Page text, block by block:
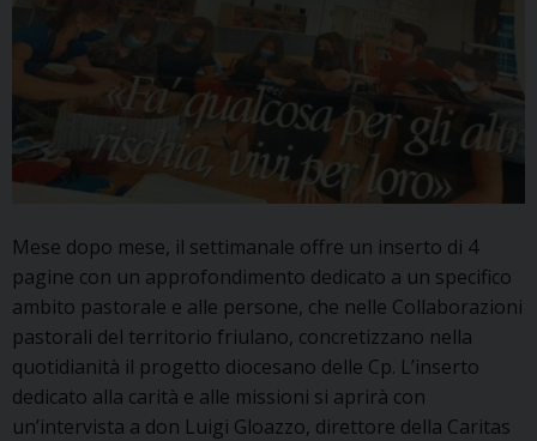
Mese dopo mese, il settimanale offre un inserto di 4
pagine con un approfondimento dedicato a un specifico
ambito pastorale e alle persone, che nelle Collaborazioni
pastorali del territorio friulano, concretizzano nella
quotidianità il progetto diocesano delle Cp. L’inserto
dedicato alla carità e alle missioni si aprirà con
un’intervista a don Luigi Gloazzo, direttore della Caritas